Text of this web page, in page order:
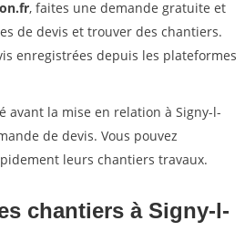
, faites une demande gratuite et
de devis et trouver des chantiers.
enregistrées depuis les plateformes
avant la mise en relation à Signy-l-
de devis. Vous pouvez
leurs chantiers travaux.
chantiers à Signy-l-